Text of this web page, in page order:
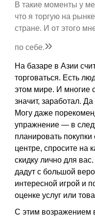
В такие моменты у
что я торгую на
стране. И от этого
по себе.»
На базаре в Азии
торговаться. Есть
этом мире. И многие
значит, заработал.
Могу даже
упражнение — в
планировать
центре, спросите на
скидку лично для
дадут с большой
интересной игрой и
оценке услуг или
С этим возражением